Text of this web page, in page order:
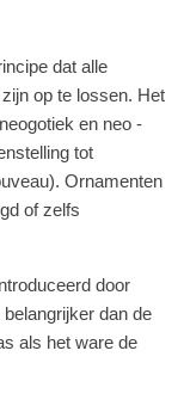
dat alle
op te lossen. Het
en neo -
tot
Ornamenten
of zelfs
door
dan de
als het ware de